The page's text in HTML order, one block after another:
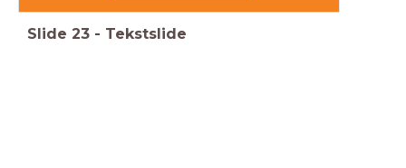
Slide 23 - Tekstslide